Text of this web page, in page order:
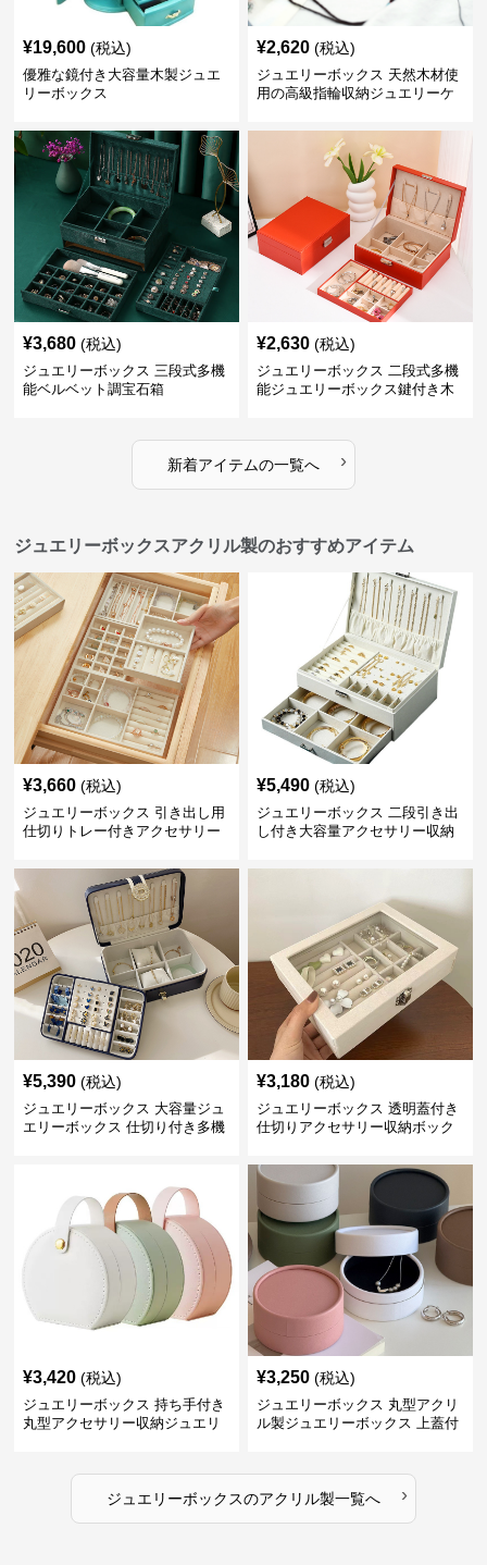
¥19,600 (税込)
優雅な鏡付き大容量木製ジュエ
リーボックス
¥2,620 (税込)
ジュエリーボックス 天然木材使
用の高級指輪収納ジュエリーケ
¥3,680 (税込)
ジュエリーボックス 三段式多機
能ベルベット調宝石箱
¥2,630 (税込)
ジュエリーボックス 二段式多機
能ジュエリーボックス鍵付き木
新着アイテムの一覧へ ›
ジュエリーボックスアクリル製のおすすめアイテム
¥3,660 (税込)
ジュエリーボックス 引き出し用
仕切りトレー付きアクセサリー
¥5,490 (税込)
ジュエリーボックス 二段引き出
し付き大容量アクセサリー収納
¥5,390 (税込)
ジュエリーボックス 大容量ジュ
エリーボックス 仕切り付き多機
¥3,180 (税込)
ジュエリーボックス 透明蓋付き
仕切りアクセサリー収納ボック
¥3,420 (税込)
ジュエリーボックス 持ち手付き
丸型アクセサリー収納ジュエリ
¥3,250 (税込)
ジュエリーボックス 丸型アクリ
ル製ジュエリーボックス 上蓋付
ジュエリーボックスのアクリル製一覧へ ›